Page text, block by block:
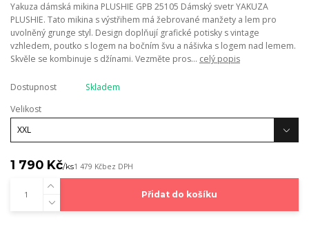
Yakuza dámská mikina PLUSHIE GPB 25105 Dámský svetr YAKUZA
PLUSHIE. Tato mikina s výstřihem má žebrované manžety a lem pro
uvolněný grunge styl. Design doplňují grafické potisky s vintage
vzhledem, poutko s logem na bočním švu a nášivka s logem nad lemem.
Skvěle se kombinuje s džínami. Vezměte pros... celý popis
Dostupnost
Skladem
Velikost
1 790 Kč/ks1 479 Kčbez DPH
Přidat do košíku